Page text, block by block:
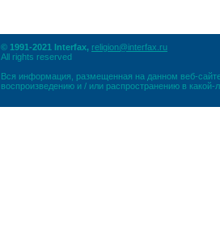
© 1991-2021 Interfax, religion@interfax.ru
All rights reserved
Вся информация, размещенная на данном веб-
воспроизведению и / или распространению в